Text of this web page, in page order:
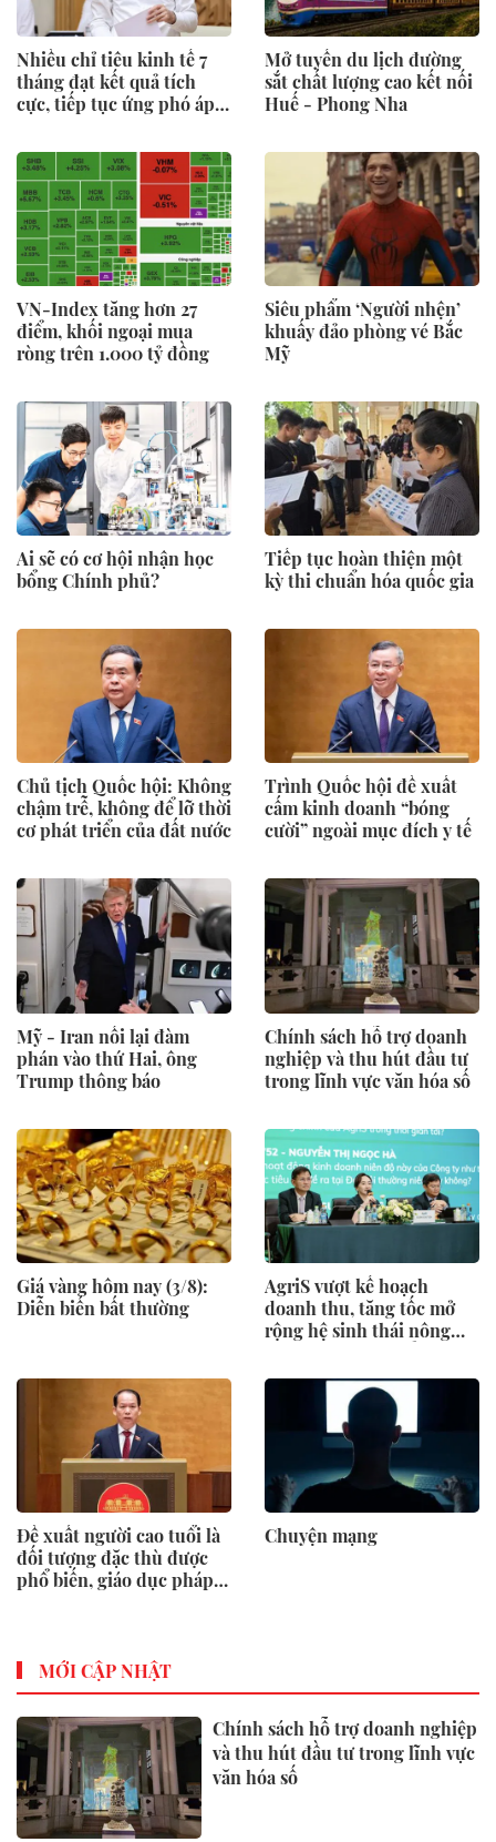
Nhiều chỉ tiêu kinh tế 7
tháng đạt kết quả tích
cực, tiếp tục ứng phó áp
Mở tuyến du lịch đường
sắt chất lượng cao kết nối
Huế - Phong Nha
VN-Index tăng hơn 27
điểm, khối ngoại mua
ròng trên 1.000 tỷ đồng
Siêu phẩm ‘Người nhện’
khuấy đảo phòng vé Bắc
Mỹ
Ai sẽ có cơ hội nhận học
bổng Chính phủ?
Tiếp tục hoàn thiện một
kỳ thi chuẩn hóa quốc gia
Chủ tịch Quốc hội: Không
chậm trễ, không để lỡ thời
cơ phát triển của đất nước
Trình Quốc hội đề xuất
cấm kinh doanh “bóng
cười” ngoài mục đích y tế
Mỹ - Iran nối lại đàm
phán vào thứ Hai, ông
Trump thông báo
Chính sách hỗ trợ doanh
nghiệp và thu hút đầu tư
trong lĩnh vực văn hóa số
Giá vàng hôm nay (3/8):
Diễn biến bất thường
AgriS vượt kế hoạch
doanh thu, tăng tốc mở
rộng hệ sinh thái nông
Đề xuất người cao tuổi là
đối tượng đặc thù được
phổ biến, giáo dục pháp
Chuyện mạng
MỚI CẬP NHẬT
Chính sách hỗ trợ doanh nghiệp
và thu hút đầu tư trong lĩnh vực
văn hóa số